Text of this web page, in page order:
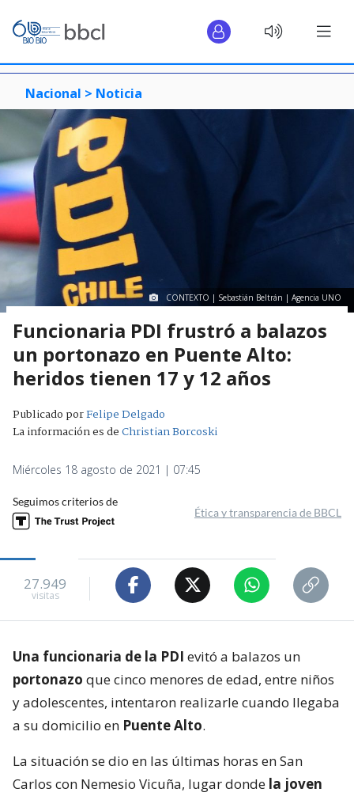
Nacional > Noticia
CONTEXTO | Sebastián Beltrán | Agencia UNO
Funcionaria PDI frustró a balazos
un portonazo en Puente Alto:
heridos tienen 17 y 12 años
Publicado porFelipe Delgado
La información es deChristian Borcoski
Miércoles 18 agosto de 2021 | 07:45
Seguimos criterios de
Ética y transparencia de BBCL
27.949
visitas
Una funcionaria de la PDI evitó a balazos un
portonazo que cinco menores de edad, entre niños
y adolescentes, intentaron realizarle cuando llegaba
a su domicilio en Puente Alto.
La situación se dio en las últimas horas en San
Carlos con Nemesio Vicuña, lugar donde la joven